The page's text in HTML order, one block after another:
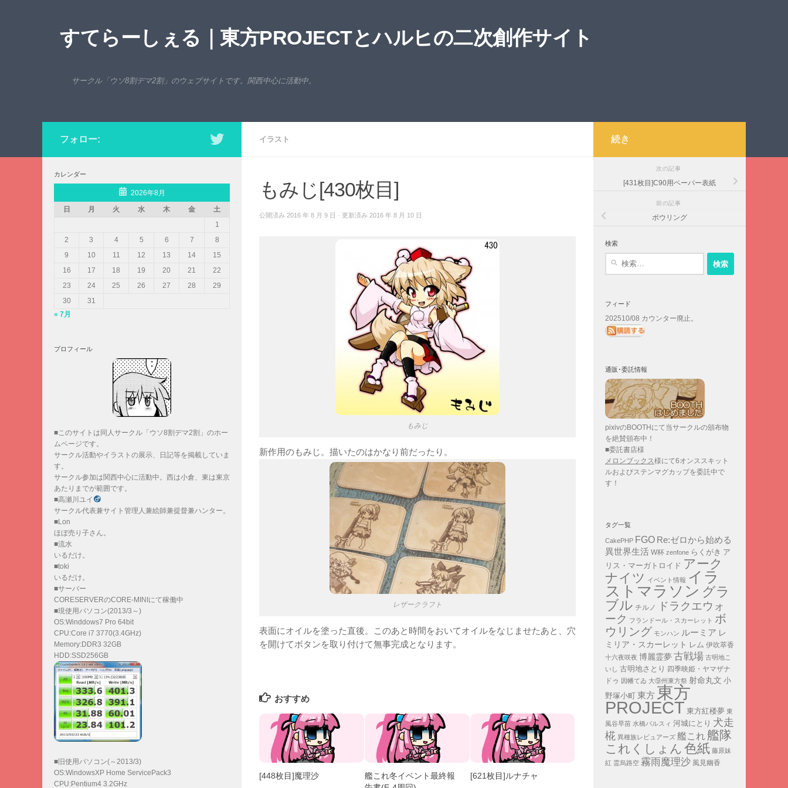
すてらーしぇる｜東方PROJECTとハルヒの二次創作サイト
サークル「ウソ8割デマ2割」のウェブサイトです。関西中心に活動中。
イラスト
もみじ[430枚目]
公開済み 2016 年 8 月 9 日 · 更新済み 2016 年 8 月 10 日
もみじ
新作用のもみじ。描いたのはかなり前だったり。
レザークラフト
表面にオイルを塗った直後。このあと時間をおいてオイルをなじませたあと、穴
を開けてボタンを取り付けて無事完成となります。
おすすめ
[448枚目]魔理沙
艦これ冬イベント最終報
[621枚目]ルナチャ
フォロー:
カレンダー
2026年8月
日
月 火 水 木 金
土
1
2
3 4 5 6 7
8
9
10 11 12 13 14
15
16
17 18 19 20 21
22
23
24 25 26 27 28
29
30
31
« 7月
プロフィール
■このサイトは同人サークル「ウソ8割デマ2割」のホー
ムページです。
サークル活動やイラストの展示、日記等を掲載していま
す。
サークル参加は関西中心に活動中。西は小倉、東は東京
あたりまでが範囲です。
■高瀬川ユイ
サークル代表兼サイト管理人兼絵師兼提督兼ハンター。
■Lon
ほぼ売り子さん。
■流水
いるだけ。
■toki
いるだけ。
■サーバー
CORESERVERのCORE-MINIにて稼働中
■現使用パソコン(2013/3～)
OS:Winddows7 Pro 64bit
CPU:Core i7 3770(3.4GHz)
Memory:DDR3 32GB
HDD:SSD256GB
■旧使用パソコン(～2013/3)
OS:WindowsXP Home ServicePack3
CPU:Pentium4 3.2GHz
続き
次の記事
[431枚目]C90用ペーパー表紙
前の記事
ボウリング
検索
フィード
202510/08 カウンター廃止。
通販･委託情報
pixivのBOOTHにて当サークルの頒布物
を絶賛頒布中！
■委託書店様
メロンブックス様にて6オンススキット
ルおよびステンマグカップを委託中で
す！
タグ一覧
CakePHP FGO Re:ゼロから始める
異世界生活 W杯 zenfone らくがき ア
リス・マーガトロイド アーク
ナイツ イベント情報 イラ
ストマラソン グラ
ブル チルノ
ドラクエウォ
ーク フランドール・スカーレット ボ
ウリング モンハン ルーミア レ
ミリア・スカーレット
レム 伊吹萃香
十六夜咲夜 博麗霊夢 古戦場 古明地こ
いし 古明地さとり 四季映姫・ヤマザナ
ドゥ 因幡てゐ 大⑨州東方祭 射命丸文 小
野塚小町 東方 東方
PROJECT 東方紅楼夢 東
風谷早苗 水橋パルスィ 河城にとり 犬走
椛 異種族レビュアーズ 艦これ艦隊
これくしょん 色紙 藤原妹
紅 霊烏路空 霧雨魔理沙 風見幽香